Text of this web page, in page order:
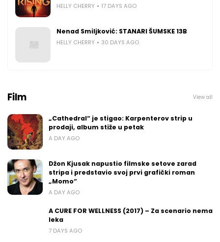
HELLY CHERRY 17 DAYS AGO
Nenad Smiljković: STANARI ŠUMSKE 13B
HELLY CHERRY 30 DAYS AGO
Film View all
„Cathedral“ je stigao: Karpenterov strip u
prodaji, album stiže u petak
A DAY AGO
Džon Kjusak napustio filmske setove zarad
stripa i predstavio svoj prvi grafički roman
„Momo“
A DAY AGO
A CURE FOR WELLNESS (2017) – Za scenario nema
leka
7 DAYS AGO